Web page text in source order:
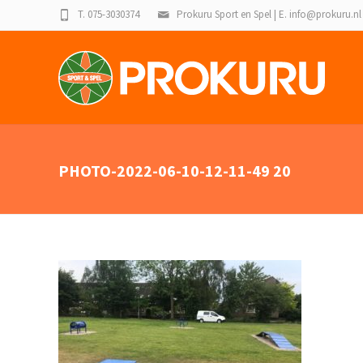
Prokuru Sport en Spel | E. info@prokuru.nl
T. 075-3030374
PHOTO-2022-06-10-12-11-49 20